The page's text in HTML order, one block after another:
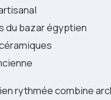
du bazar égyptien
rythmée combine